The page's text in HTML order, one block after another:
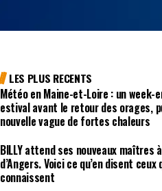
LES PLUS RECENTS
Météo en Maine-et-Loire : un week-
estival avant le retour des orages,
nouvelle vague de fortes chaleurs
BILLY attend ses nouveaux maîtres
d’Angers. Voici ce qu’en disent ceux
connaissent